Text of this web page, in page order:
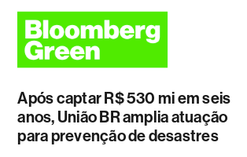
Após captar R$ 530 mi em seis
anos, União BR amplia atuação
para prevenção de desastres